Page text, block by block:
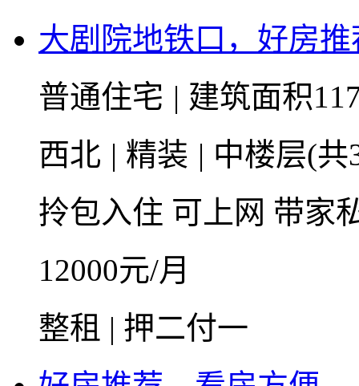
大剧院地铁口，好房
普通住宅 | 建筑面积
西北 | 精装 | 中楼层(
拎包入住 可上网 带家
12000元/月
整租 | 押二付一